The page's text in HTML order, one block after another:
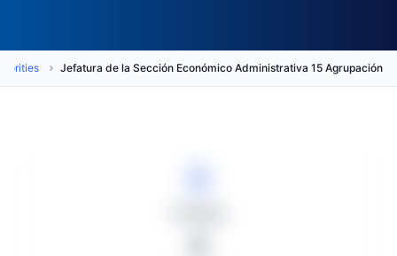
Jefatura de la Sección Económico Administrativa 15 Agrupación